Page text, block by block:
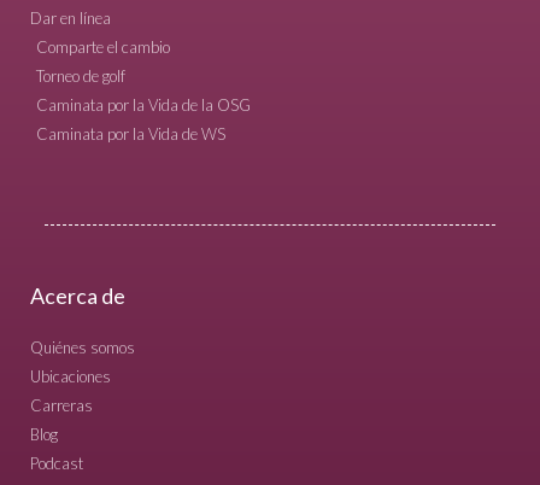
Dar en línea
Comparte el cambio
Torneo de golf
Caminata por la Vida de la OSG
Caminata por la Vida de WS
Acerca de
Quiénes somos
Ubicaciones
Carreras
Blog
Podcast